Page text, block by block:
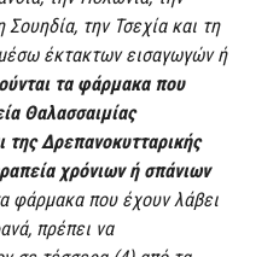
την Τσεχία και τη
μέσω έκτακτων εισαγωγών ή
τα φάρμακα που
Θαλασσαιμίας
της Δρεπανοκυτταρικής
χρόνιων ή σπάνιων
φάρμακα που έχουν λάβει
πρέπει να